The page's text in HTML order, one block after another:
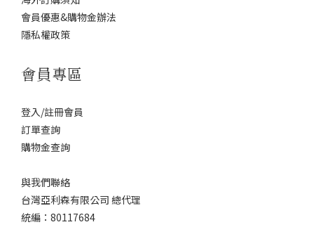
會員優惠&購物金辦法
隱私權政策
會員專區
登入/註冊會員
訂單查詢
購物金查詢
與我們聯絡
台灣亞利森有限公司 總代理
統編：80117684